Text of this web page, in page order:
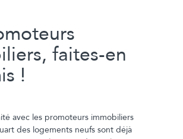
faites-en
!
avec les promoteurs immobiliers
des logements neufs sont déjà